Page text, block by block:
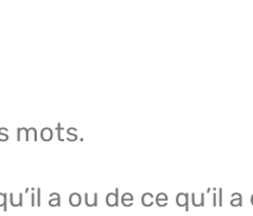
mots.
a ou de ce qu’il